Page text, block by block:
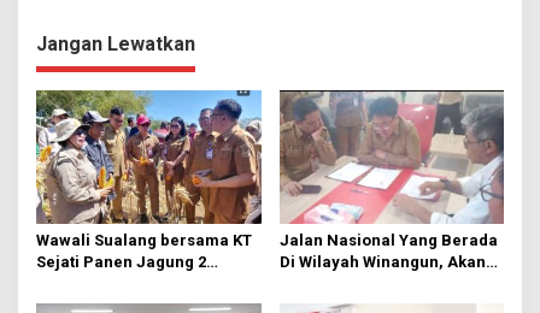
g
a
s
i
p
o
s
Jangan Lewatkan
Wawali Sualang bersama KT
Sejati Panen Jagung 2
Jalan Nasional Yang Berada
Di Wilayah Winangun, Akan